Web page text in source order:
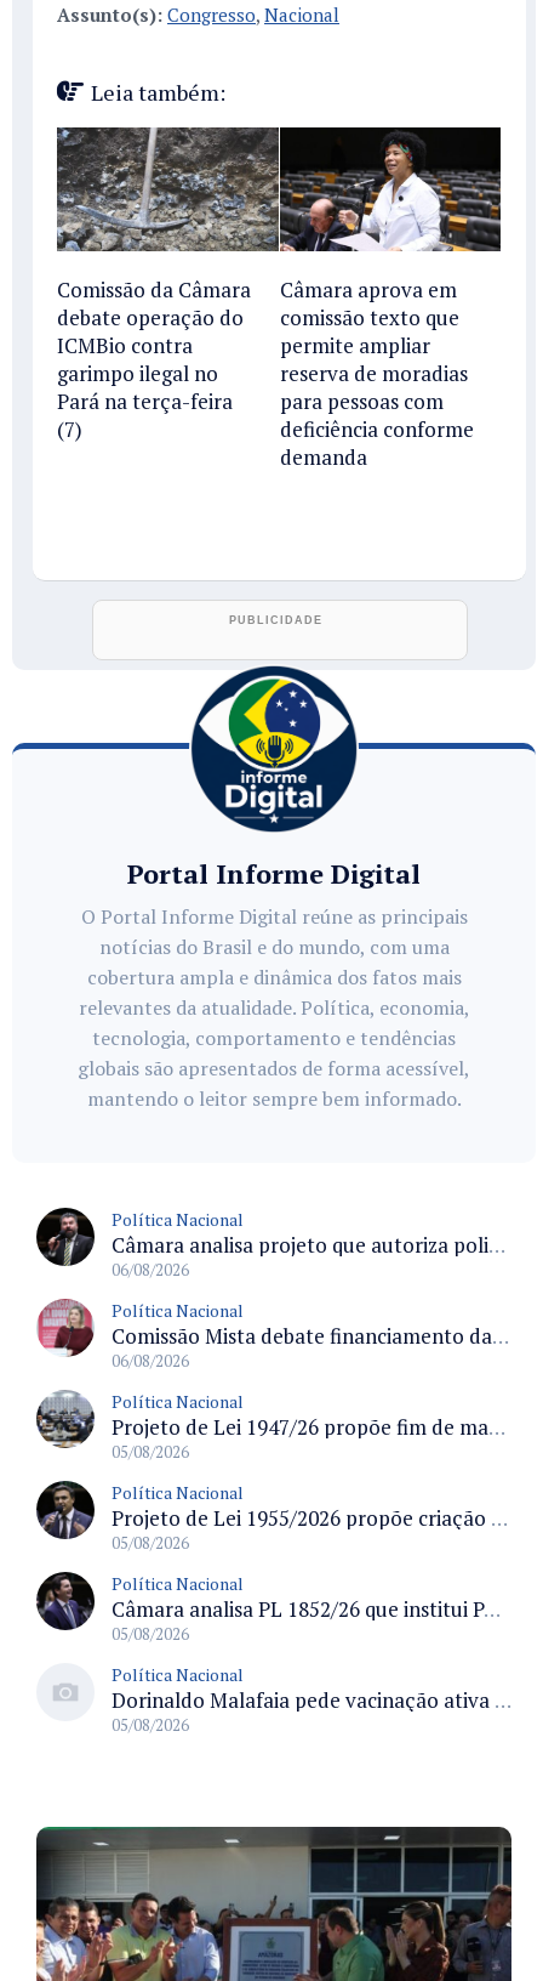
Assunto(s): Congresso, Nacional
Leia também:
Comissão da Câmara
debate operação do
ICMBio contra
garimpo ilegal no
Pará na terça-feira
(7)
Câmara aprova em
comissão texto que
permite ampliar
reserva de moradias
para pessoas com
deficiência conforme
demanda
Portal Informe Digital
O Portal Informe Digital reúne as principais
notícias do Brasil e do mundo, com uma
cobertura ampla e dinâmica dos fatos mais
relevantes da atualidade. Política, economia,
tecnologia, comportamento e tendências
globais são apresentados de forma acessível,
mantendo o leitor sempre bem informado.
Política Nacional
Câmara analisa projeto que autoriza policiais civis embarcarem armados em aeronaves civis mediante regras
06/08/2026
Política Nacional
Comissão Mista debate financiamento da educação infantil e desafios do Fundeb e do CAQ na oferta de creches
06/08/2026
Política Nacional
Projeto de Lei 1947/26 propõe fim de margens para cartão de crédito e consignado do INSS
05/08/2026
Política Nacional
Projeto de Lei 1955/2026 propõe criação de geração livre de fumo ao restringir venda de vapes a nascidos desde 1º de janeiro de 2009
05/08/2026
Política Nacional
Câmara analisa PL 1852/26 que institui Política Nacional de Gestão de Desempenho e Eficiência para servidores públicos
05/08/2026
Política Nacional
Dorinaldo Malafaia pede vacinação ativa ao Ministério da Saúde para reverter queda na cobertura vacinal no Brasil
05/08/2026